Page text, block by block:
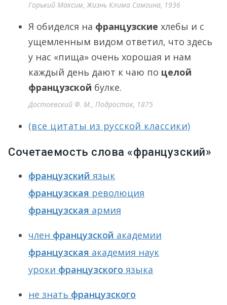
Горький Максим, Жизнь Клима Самгина, 1936
Я обиделся на французские хлебы и с
ущемленным видом ответил, что здесь
у нас «пища» очень хорошая и нам
каждый день дают к чаю по целой
французской булке.
Достоевский Ф. М., Подросток, 1875
(все цитаты из русской классики)
Сочетаемость слова «французский»
французский язык
французская революция
французская армия
член французской академии
французская академия наук
уроки французского языка
не знать французского